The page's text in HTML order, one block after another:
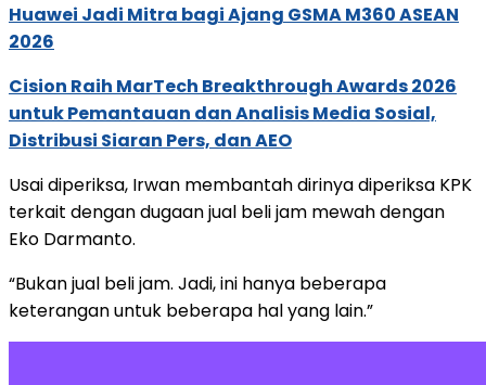
Huawei Jadi Mitra bagi Ajang GSMA M360 ASEAN
2026
Cision Raih MarTech Breakthrough Awards 2026
untuk Pemantauan dan Analisis Media Sosial,
Distribusi Siaran Pers, dan AEO
Usai diperiksa, Irwan membantah dirinya diperiksa KPK
terkait dengan dugaan jual beli jam mewah dengan
Eko Darmanto.
“Bukan jual beli jam. Jadi, ini hanya beberapa
keterangan untuk beberapa hal yang lain.”